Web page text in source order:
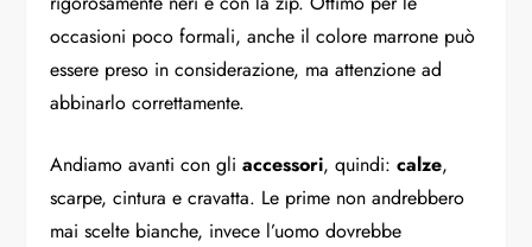
occasioni poco formali, anche il colore marrone può
essere preso in considerazione, ma attenzione ad
abbinarlo correttamente.
Andiamo avanti con gliaccessori, quindi:calze,
scarpe, cintura e cravatta. Le prime non andrebbero
mai scelte bianche, invece l’uomo dovrebbe